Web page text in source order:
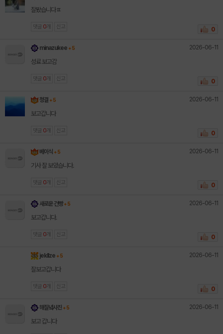
잘봤습니다ㅍ
댓글 0 개 신고 0
minazukee + 5 2026-06-11
성료 보고감
댓글 0 개 신고 0
청결 + 5 2026-06-11
보고갑니다
댓글 0 개 신고 0
베이식 + 5 2026-06-11
기사 잘 보았습니다.
댓글 0 개 신고 0
새로운 건빵 + 5 2026-06-11
보고갑니다.
댓글 0 개 신고 0
jekllze + 5 2026-06-11
잘보고갑니다
댓글 0 개 신고 0
해질녘사진 + 5 2026-06-11
보고 갑니다